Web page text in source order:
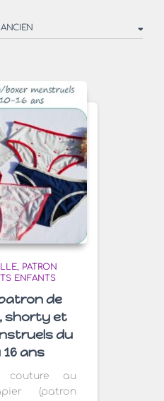
PATRON
ENFANTS
patron de
shorty et
du
16 ans
couture au
(patron